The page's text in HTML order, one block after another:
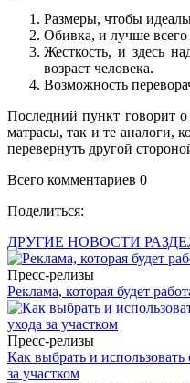
Размеры, чтобы
Обивка, и лучше всего
Жесткость, и здесь
возраст человека.
Возможность
Последний пункт говорит
матрасы, так и те аналоги,
перевернуть другой
Всего комментариев 0
Поделиться:
ДРУГИЕ НОВОСТИ
Пресс-релизы
Реклама, которая будет
Пресс-релизы
Как выбрать и
за участком